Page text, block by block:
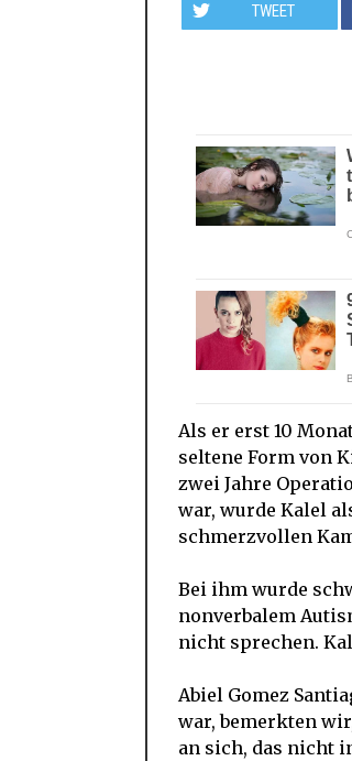
TWEET
Als er erst 10
seltene Form von
zwei Jahre
war, wurde Kalel
schmerzvollen
Bei ihm wurde
nonverbalem
nicht sprechen.
Abiel Gomez
war, bemerkten
an sich, das nicht